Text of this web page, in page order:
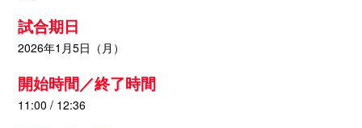
試合期日
2026年1月5日（月）
開始時間／終了時間
11:00 / 12:36